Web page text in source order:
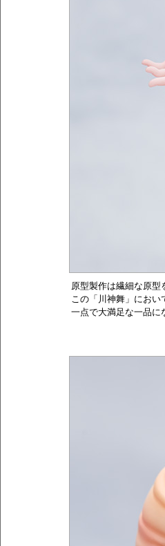
原型製作は繊細な原
この「川神舞」にお
一点で大満足な一品に